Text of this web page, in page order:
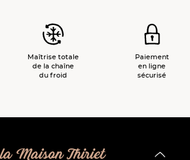
Maîtrise totale
de la chaîne
du froid
Paiement
en ligne
sécurisé
la Maison Thiriet